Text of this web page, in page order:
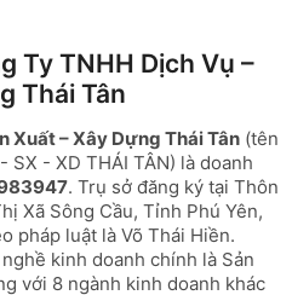
Ty TNHH Dịch Vụ –
Thái Tân
Xuất – Xây Dựng Thái Tân (tên
SX - XD THÁI TÂN) là doanh
. Trụ sở đăng ký tại Thôn
Xã Sông Cầu, Tỉnh Phú Yên,
pháp luật là Võ Thái Hiền.
kinh doanh chính là Sản
với 8 ngành kinh doanh khác